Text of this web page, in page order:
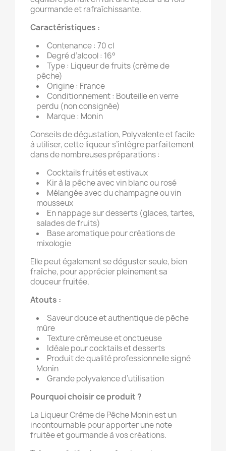
gourmande et rafraîchissante.
Caractéristiques :
Contenance : 70 cl
Degré d’alcool : 16°
Type : Liqueur de fruits (crème de
pêche)
Origine : France
Conditionnement : Bouteille en verre
perdu (non consignée)
Marque : Monin
Conseils de dégustation, Polyvalente et facile
à utiliser, cette liqueur s’intègre parfaitement
dans de nombreuses préparations :
Cocktails fruités et estivaux
Kir à la pêche avec vin blanc ou rosé
Mélangée avec du champagne ou vin
mousseux
En nappage sur desserts (glaces, tartes,
salades de fruits)
Base aromatique pour créations de
mixologie
Elle peut également se déguster seule, bien
fraîche, pour apprécier pleinement sa
douceur fruitée.
Atouts :
Saveur douce et authentique de pêche
mûre
Texture crémeuse et onctueuse
Idéale pour cocktails et desserts
Produit de qualité professionnelle signé
Monin
Grande polyvalence d’utilisation
Pourquoi choisir ce produit ?
La Liqueur Crème de Pêche Monin est un
incontournable pour apporter une note
fruitée et gourmande à vos créations.